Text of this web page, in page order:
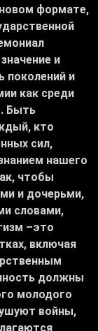
формате,
и
поколений и
как среди
Быть
кто
сил,
нашего
чтобы
и дочерьми,
словами,
–это
включая
должны
молодого
войны,